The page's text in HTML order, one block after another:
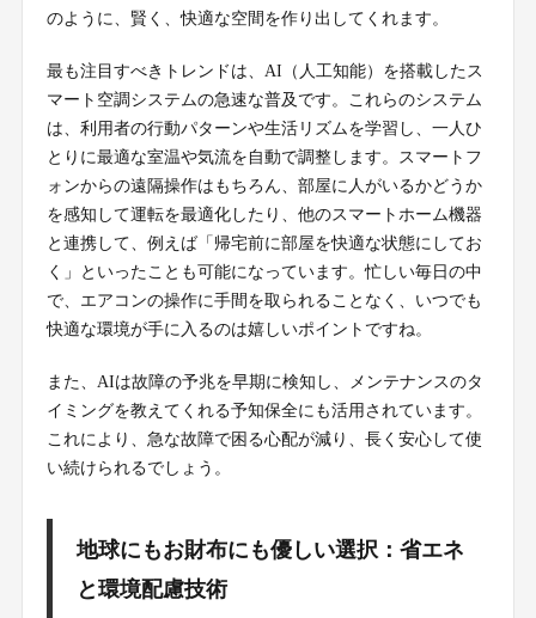
のように、賢く、快適な空間を作り出してくれます。
最も注目すべきトレンドは、AI（人工知能）を搭載したス
マート空調システムの急速な普及です。これらのシステム
は、利用者の行動パターンや生活リズムを学習し、一人ひ
とりに最適な室温や気流を自動で調整します。スマートフ
ォンからの遠隔操作はもちろん、部屋に人がいるかどうか
を感知して運転を最適化したり、他のスマートホーム機器
と連携して、例えば「帰宅前に部屋を快適な状態にしてお
く」といったことも可能になっています。忙しい毎日の中
で、エアコンの操作に手間を取られることなく、いつでも
快適な環境が手に入るのは嬉しいポイントですね。
また、AIは故障の予兆を早期に検知し、メンテナンスのタ
イミングを教えてくれる予知保全にも活用されています。
これにより、急な故障で困る心配が減り、長く安心して使
い続けられるでしょう。
地球にもお財布にも優しい選択：省エネ
と環境配慮技術